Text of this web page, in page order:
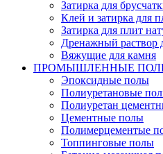
Затирка для
Клей и затирка для
Затирка для плит
Дренажный раствор
Вяжущие для камня
ПРОМЫШЛЕННЫЕ
Эпоксидные полы
Полиуретановые
Полиуретан
Цементные полы
Полимерцементые
Топпинговые полы